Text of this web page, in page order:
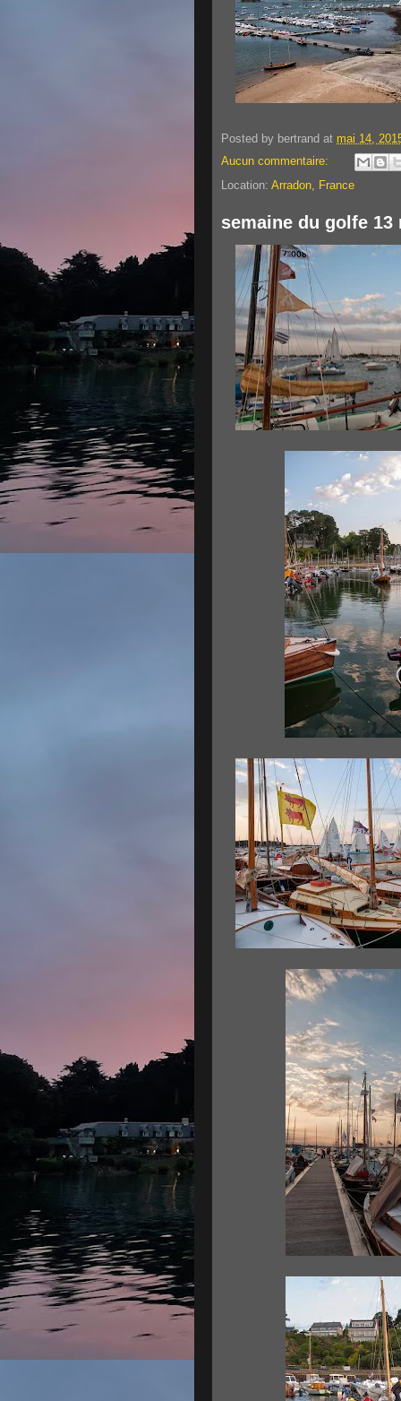
Posted by bertrand at mai 14,
Aucun commentaire:
Location: Arradon, France
semaine du golfe 13